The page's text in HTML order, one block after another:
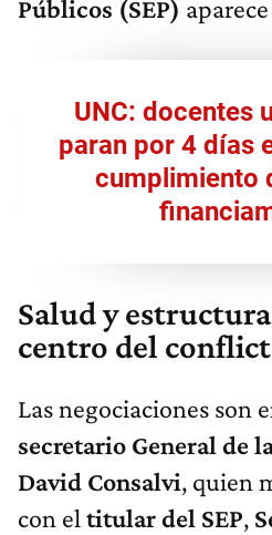
Públicos (SEP)
UNC: docentes
paran por 4 días
cumplimiento
Salud y
centro del
Las negociaciones son
secretario General de
David Consalvi, quien
con el titular del SEP,